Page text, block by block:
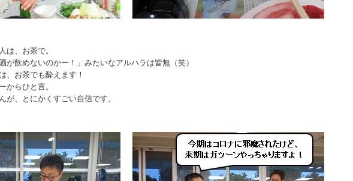
は、お茶で。
が飲めないのかー！」みたいなアルハラは皆無（笑）
、お茶でも酔えます！
からひと言。
が、とにかくすごい自信です。